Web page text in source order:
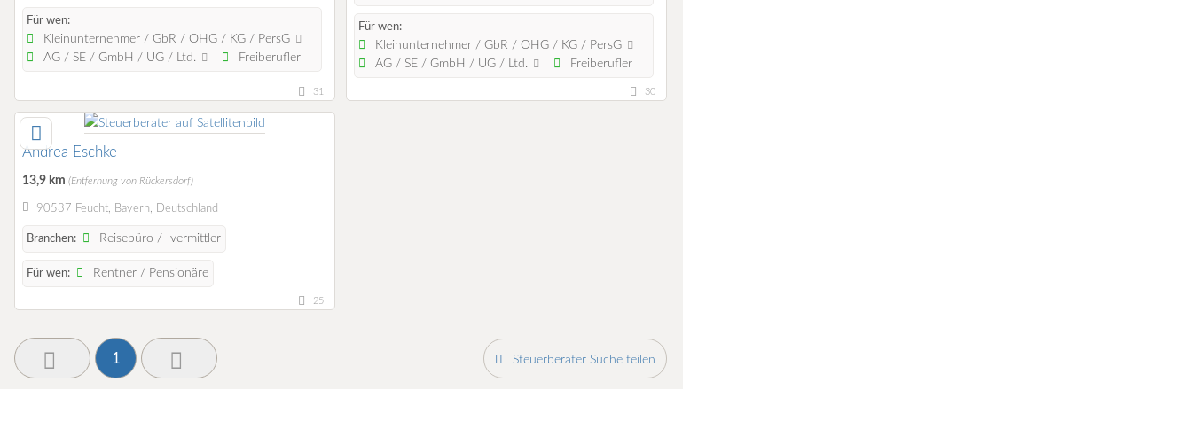
Für wen:
Kleinunternehmer / GbR / OHG / KG / PersG
AG / SE / GmbH / UG / Ltd.
Freiberufler
31
Für wen:
Kleinunternehmer / GbR / OHG / KG / PersG
AG / SE / GmbH / UG / Ltd.
Freiberufler
30
Andrea Eschke
13,9 km (Entfernung von Rückersdorf)
90537 Feucht, Bayern, Deutschland
Branchen: Reisebüro / -vermittler
Für wen: Rentner / Pensionäre
25
1 Steuerberater Suche teilen